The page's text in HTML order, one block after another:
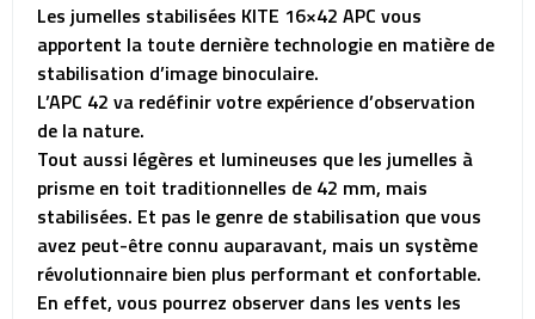
Les jumelles stabilisées KITE 16×42 APC vous
apportent la toute dernière technologie en matière de
stabilisation d’image binoculaire.
L’APC 42 va redéfinir votre expérience d’observation
de la nature.
Tout aussi légères et lumineuses que les jumelles à
prisme en toit traditionnelles de 42 mm, mais
stabilisées. Et pas le genre de stabilisation que vous
avez peut-être connu auparavant, mais un système
révolutionnaire bien plus performant et confortable.
En effet, vous pourrez observer dans les vents les